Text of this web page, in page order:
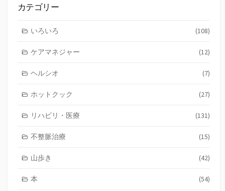
記
カテゴリー
いろいろ (108)
ケアマネジャー (12)
ヘルシオ (7)
ホットクック (27)
リハビリ・医療 (131)
不整脈治療 (15)
山歩き (42)
本 (54)